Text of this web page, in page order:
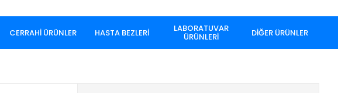
CERRAHİ ÜRÜNLER HASTA BEZLERİ LABORATUVAR
ÜRÜNLERİ DİĞER ÜRÜNLER